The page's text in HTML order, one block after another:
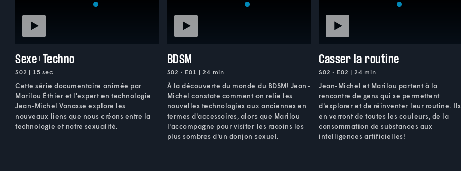
Sexe+Techno
S02 | 15 sec
Cette série documentaire animée par
Marilou Éthier et l'expert en technologie
Jean-Michel Vanasse explore les
nouveaux liens que nous créons entre la
technologie et notre sexualité.
BDSM
S02 • E01 | 24 min
À la découverte du monde du BDSM! Jean-
Michel constate comment on relie les
nouvelles technologies aux anciennes en
termes d'accessoires, alors que Marilou
l'accompagne pour visiter les racoins les
plus sombres d'un donjon sexuel.
Casser la routine
S02 • E02 | 24 min
Jean-Michel et Marilou partent à la
rencontre de gens qui se permettent
d'explorer et de réinventer leur routine. Ils
en verront de toutes les couleurs, de la
consommation de substances aux
intelligences artificielles!